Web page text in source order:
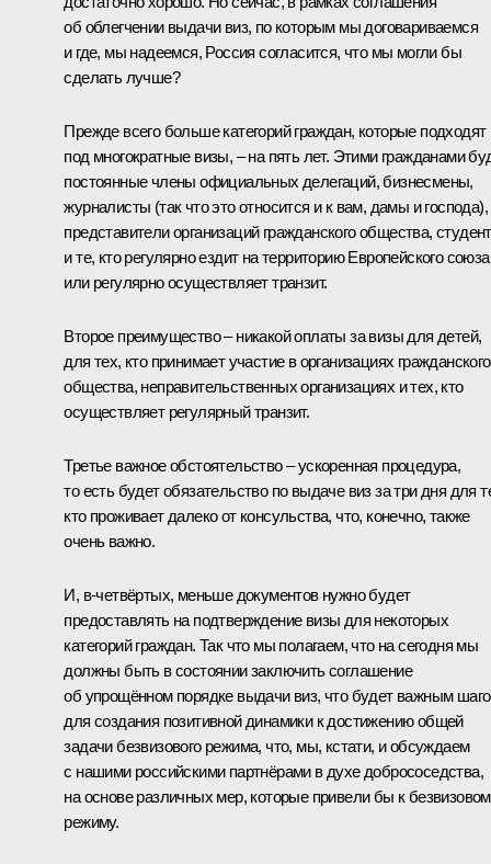
об облегчении выдачи виз, по которым мы договариваемся
и где, мы надеемся, Россия согласится, что мы могли бы
сделать лучше?
Прежде всего больше категорий граждан, которые подходят
под многократные визы, – на пять лет. Этими гражданами
постоянные члены официальных делегаций, бизнесмены,
журналисты (так что это относится и к вам, дамы и господа),
представители организаций гражданского общества,
и те, кто регулярно ездит на территорию Европейского союза
или регулярно осуществляет транзит.
Второе преимущество – никакой оплаты за визы для детей,
для тех, кто принимает участие в организациях гражданского
общества, неправительственных организациях и тех, кто
осуществляет регулярный транзит.
Третье важное обстоятельство – ускоренная процедура,
то есть будет обязательство по выдаче виз за три дня для
кто проживает далеко от консульства, что, конечно, также
очень важно.
И, в‑четвёртых, меньше документов нужно будет
предоставлять на подтверждение визы для некоторых
категорий граждан. Так что мы полагаем, что на сегодня мы
должны быть в состоянии заключить соглашение
об упрощённом порядке выдачи виз, что будет важным
для создания позитивной динамики к достижению общей
задачи безвизового режима, что, мы, кстати, и обсуждаем
с нашими российскими партнёрами в духе добрососедства,
на основе различных мер, которые привели бы к
режиму.